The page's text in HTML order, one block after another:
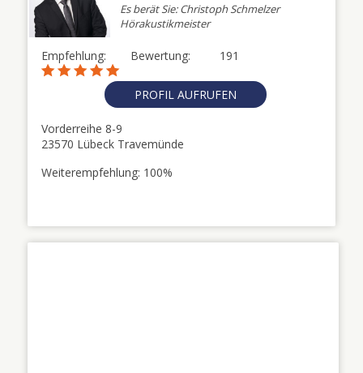
Es berät Sie: Christoph Schmelzer
Hörakustikmeister
Empfehlung: 191
Bewertung:
PROFIL AUFRUFEN
Vorderreihe 8-9
23570 Lübeck Travemünde
Weiterempfehlung: 100%